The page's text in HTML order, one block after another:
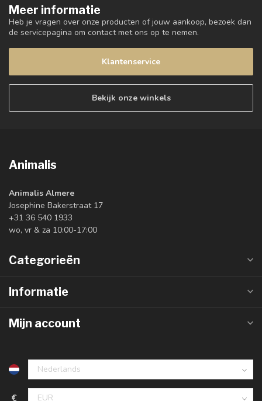
Meer informatie
Heb je vragen over onze producten of jouw aankoop, bezoek dan
de servicepagina om contact met ons op te nemen.
Klantenservice
Bekijk onze winkels
Animalis
Animalis Almere
Josephine Bakerstraat 17
+31 36 540 1933
wo, vr & za 10:00-17:00
Categorieën
Informatie
Mijn account
€